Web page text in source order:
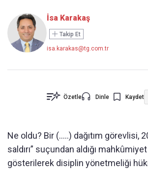
İsa Karakaş
Takip Et
isa.karakas@tg.com.tr
Özetle Dinle Kaydet
Ne oldu? Bir (…..) dağıtım görevlisi,
saldırı” suçundan aldığı
gösterilerek disiplin yönetmeliği